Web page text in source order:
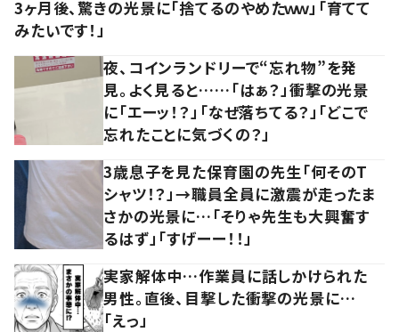
3ヶ月後、驚きの光景に「捨てるのやめたｗｗ」「育てて
みたいです！」
夜、コインランドリーで“忘れ物”を発
見。よく見ると……「はぁ？」衝撃の光景
に「エーッ！？」「なぜ落ちてる？」「どこで
忘れたことに気づくの？」
3歳息子を見た保育園の先生「何そのT
シャツ！？」→職員全員に激震が走ったま
さかの光景に…「そりゃ先生も大興奮す
るはず」「すげーー！！」
実家解体中…作業員に話しかけられた
男性。直後、目撃した衝撃の光景に…
「えっ」